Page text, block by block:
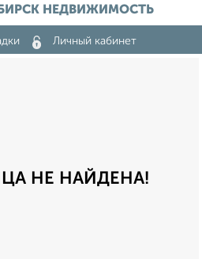
НЕДВИЖИМОСТЬ
Личный кабинет
НЕ НАЙДЕНА!